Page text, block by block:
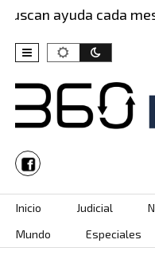
ayuda cada mes…
Skip to content
Inicio Judicial
Mundo
Especiales